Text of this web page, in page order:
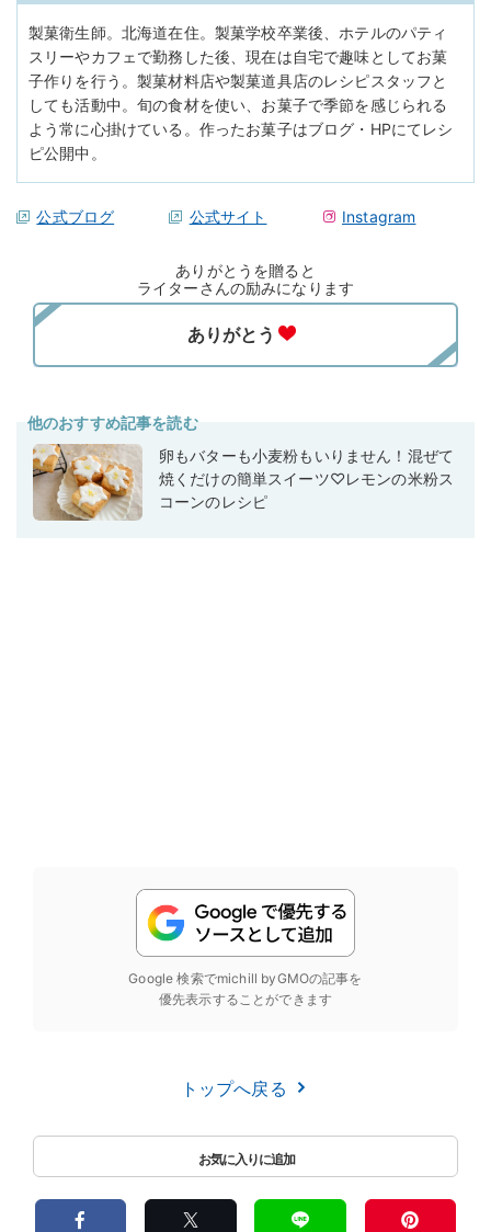
製菓衛生師。北海道在住。製菓学校卒業後、ホテルのパティ
スリーやカフェで勤務した後、現在は自宅で趣味としてお菓
子作りを行う。製菓材料店や製菓道具店のレシピスタッフと
しても活動中。旬の食材を使い、お菓子で季節を感じられる
よう常に心掛けている。作ったお菓子はブログ・HPにてレシ
ピ公開中。
公式ブログ 公式サイト Instagram
ありがとうを贈ると
ライターさんの励みになります
他のおすすめ記事を読む
卵もバターも小麦粉もいりません！混ぜて
焼くだけの簡単スイーツ♡レモンの米粉ス
コーンのレシピ
Google 検索でmichill byGMOの記事を
優先表示することができます
トップへ戻る